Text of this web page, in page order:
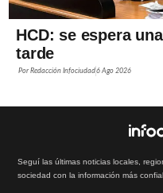
HCD: se espera
tarde
PorRedacción Infociudad6 Ago 2026
Seguí las últimas noticias locales,
sociedad con la información más